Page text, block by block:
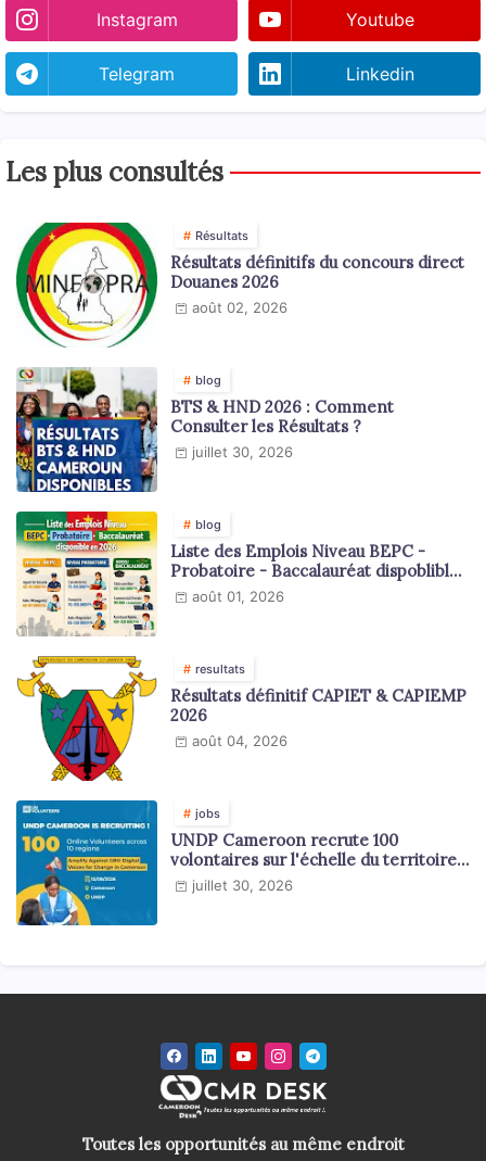
Instagram Youtube
Telegram Linkedin
Les plus consultés
Résultats
Résultats définitifs du concours direct
Douanes 2026
août 02, 2026
blog
BTS & HND 2026 : Comment
Consulter les Résultats ?
juillet 30, 2026
blog
Liste des Emplois Niveau BEPC -
Probatoire - Baccalauréat dispoblible
en 2026
août 01, 2026
resultats
Résultats définitif CAPIET & CAPIEMP
2026
août 04, 2026
jobs
UNDP Cameroon recrute 100
volontaires sur l'échelle du territoire
national
juillet 30, 2026
Toutes les opportunités au même endroit